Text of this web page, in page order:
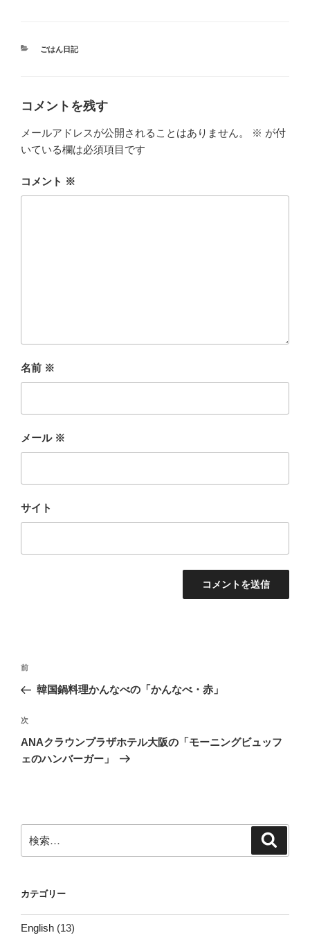
カ
ごはん日記
コメントを残す
メールアドレスが公開されることはありません。 ※ が付
いている欄は必須項目です
コメント ※
名前 ※
メール ※
サイト
投
ナ
ビ
ゲ
ー
前
の
稿
前
韓国鍋料理かんなべの「かんなべ・赤」
次
の
投
次
ANAクラウンプラザホテル大阪の「モーニングビュッフ
ェのハンバーガー」
索:
カテゴリー
English (13)